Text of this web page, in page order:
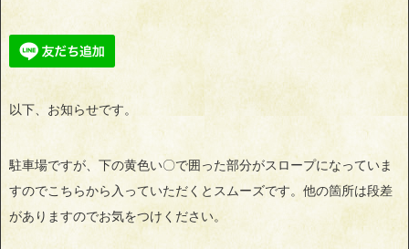
以下、お知らせです。
駐車場ですが、下の黄色い〇で囲った部分がスロープになっていま
すのでこちらから入っていただくとスムーズです。他の箇所は段差
がありますのでお気をつけください。